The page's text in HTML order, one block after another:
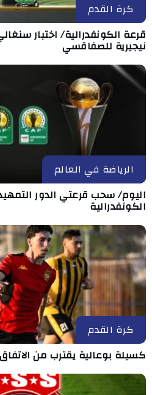
كرة القدم
قرعة الكونفدرالية/ اختبار
نيجيرية للصفاقسي
الرياضة في العالم
اليوم/ سحب قرعتي الدور
الكونفدرالية
كرة القدم
كسيلة بوعالية يقترب من